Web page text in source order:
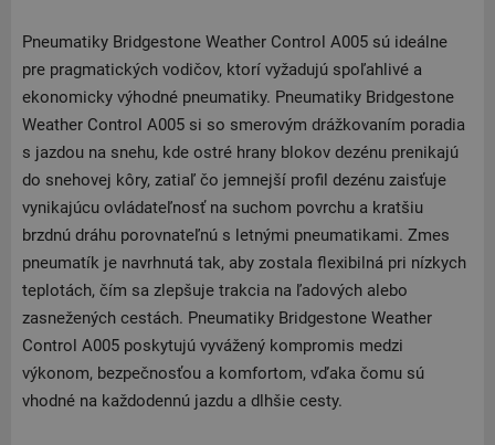
Pneumatiky Bridgestone Weather Control A005 sú ideálne
pre pragmatických vodičov, ktorí vyžadujú spoľahlivé a
ekonomicky výhodné pneumatiky. Pneumatiky Bridgestone
Weather Control A005 si so smerovým drážkovaním poradia
s jazdou na snehu, kde ostré hrany blokov dezénu prenikajú
do snehovej kôry, zatiaľ čo jemnejší profil dezénu zaisťuje
vynikajúcu ovládateľnosť na suchom povrchu a kratšiu
brzdnú dráhu porovnateľnú s letnými pneumatikami. Zmes
pneumatík je navrhnutá tak, aby zostala flexibilná pri nízkych
teplotách, čím sa zlepšuje trakcia na ľadových alebo
zasnežených cestách. Pneumatiky Bridgestone Weather
Control A005 poskytujú vyvážený kompromis medzi
výkonom, bezpečnosťou a komfortom, vďaka čomu sú
vhodné na každodennú jazdu a dlhšie cesty.